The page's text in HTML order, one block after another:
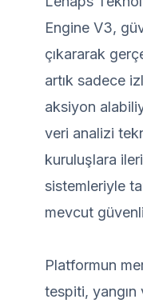
Engine V3,
çıkararak
artık sadece
aksiyon
veri analizi
kuruluşlara
sistemleriyle
mevcut
Platformun
tespiti,